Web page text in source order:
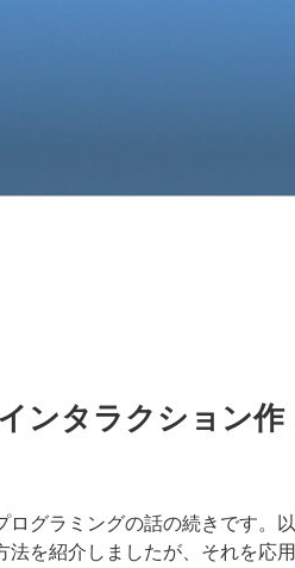
ンタラクション作
グラミングの話の続きです。以
を紹介しましたが、それを応用